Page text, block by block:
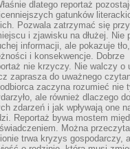
dlatego reportaż
gatunków
Pozwala zatrzymać się przy
i zjawisku na dłużej. Nie
informacji, ale pokazuje tło,
i konsekwencje. Dobrze
nie krzyczy. Nie walczy o
zaprasza do uważnego
zaczyna rozumieć nie
ale również dlaczego
zdarzeń i jak wpływają one
Reportaż bywa mostem
Można
trwa kryzys gospodarczy,